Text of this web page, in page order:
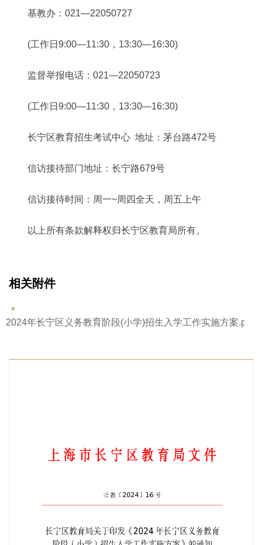
基教办：021—22050727
(工作日9:00—11:30，13:30—16:30)
监督举报电话：021—22050723
(工作日9:00—11:30，13:30—16:30)
长宁区教育招生考试中心 地址：茅台路472号
信访接待部门地址：长宁路679号
信访接待时间：周一~周四全天，周五上午
以上所有条款解释权归长宁区教育局所有。
相关附件
2024年长宁区义务教育阶段(小学)招生入学工作实施方案.pdf